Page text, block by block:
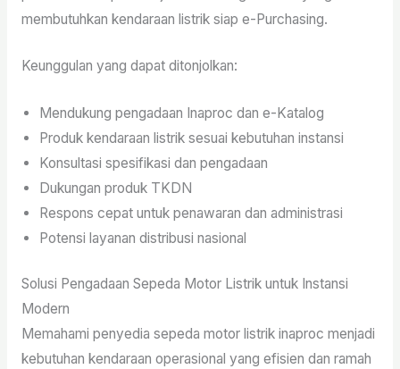
membutuhkan kendaraan listrik siap e-Purchasing.
Keunggulan yang dapat ditonjolkan:
Mendukung pengadaan Inaproc dan e-Katalog
Produk kendaraan listrik sesuai kebutuhan instansi
Konsultasi spesifikasi dan pengadaan
Dukungan produk TKDN
Respons cepat untuk penawaran dan administrasi
Potensi layanan distribusi nasional
Solusi Pengadaan Sepeda Motor Listrik untuk Instansi
Modern
Memahami penyedia sepeda motor listrik inaproc menjadi
kebutuhan kendaraan operasional yang efisien dan ramah